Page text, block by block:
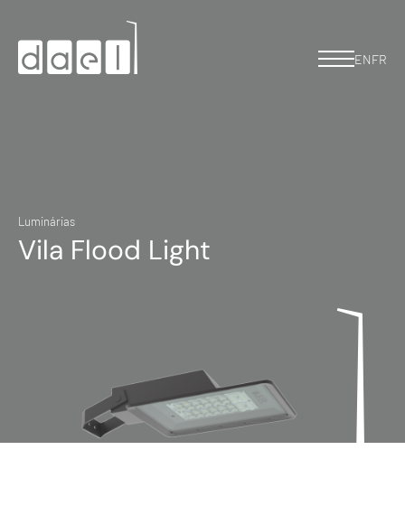
ENFR
Luminárias
Vila Flood Light